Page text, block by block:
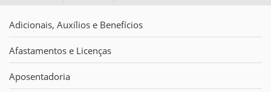
Adicionais, Auxílios e Benefícios
Afastamentos e Licenças
Aposentadoria